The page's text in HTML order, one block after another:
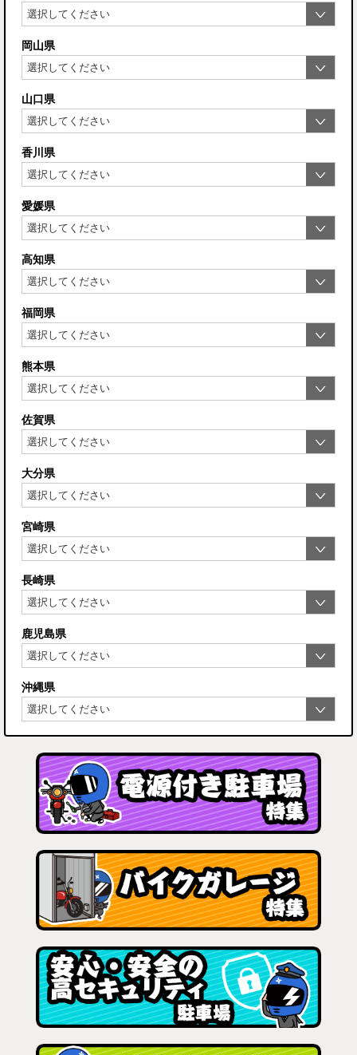
岡山県
山口県
香川県
愛媛県
高知県
福岡県
熊本県
佐賀県
大分県
宮崎県
長崎県
鹿児島県
沖縄県